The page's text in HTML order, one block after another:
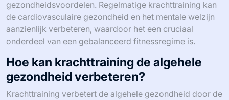
gezondheidsvoordelen. Regelmatige krachttraining kan
de cardiovasculaire gezondheid en het mentale welzijn
aanzienlijk verbeteren, waardoor het een cruciaal
onderdeel van een gebalanceerd fitnessregime is.
Hoe kan krachttraining de algehele
gezondheid verbeteren?
Krachttraining verbetert de algehele gezondheid door de